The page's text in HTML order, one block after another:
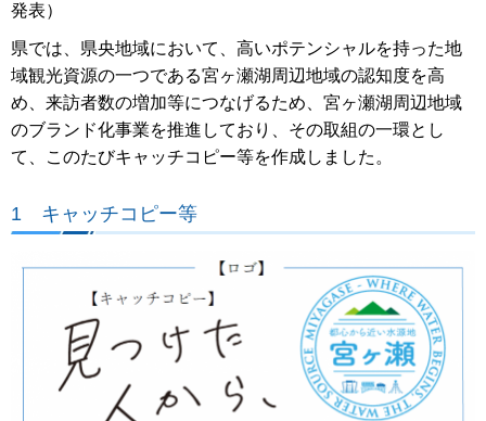
発表）
県では、県央地域において、高いポテンシャルを持った地
域観光資源の一つである宮ヶ瀬湖周辺地域の認知度を高
め、来訪者数の増加等につなげるため、宮ヶ瀬湖周辺地域
のブランド化事業を推進しており、その取組の一環とし
て、このたびキャッチコピー等を作成しました。
1 キャッチコピー等